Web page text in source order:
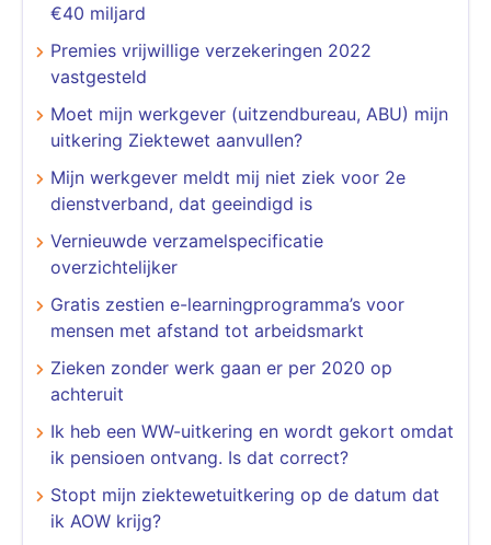
€40 miljard
Premies vrijwillige verzekeringen 2022
vastgesteld
Moet mijn werkgever (uitzendbureau, ABU) mijn
uitkering Ziektewet aanvullen?
Mijn werkgever meldt mij niet ziek voor 2e
dienstverband, dat geeindigd is
Vernieuwde verzamelspecificatie
overzichtelijker
Gratis zestien e-learningprogramma’s voor
mensen met afstand tot arbeidsmarkt
Zieken zonder werk gaan er per 2020 op
achteruit
Ik heb een WW-uitkering en wordt gekort omdat
ik pensioen ontvang. Is dat correct?
Stopt mijn ziektewetuitkering op de datum dat
ik AOW krijg?